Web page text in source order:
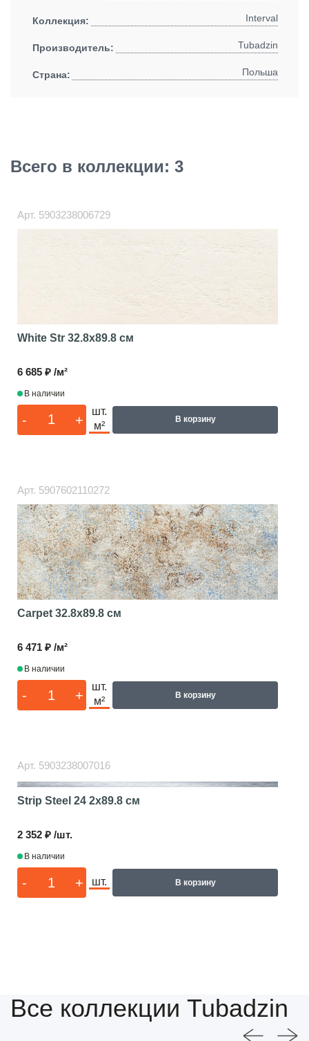
Коллекция: Interval
Производитель: Tubadzin
Страна: Польша
Всего в коллекции: 3
Арт. 5903238006729
White Str 32.8x89.8 см
6 685 ₽ /м²
В наличии
- +
шт.
м²
В корзину
Арт. 5907602110272
Carpet 32.8x89.8 см
6 471 ₽ /м²
В наличии
- +
шт.
м²
В корзину
Арт. 5903238007016
Strip Steel 24 2x89.8 см
2 352 ₽ /шт.
В наличии
- + шт. В корзину
Все коллекции Tubadzin